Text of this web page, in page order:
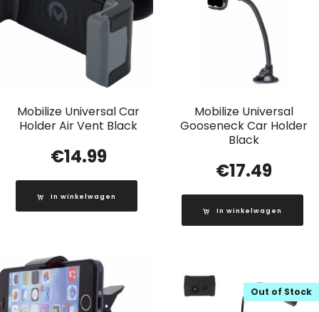
Mobilize Universal Car
Holder Air Vent Black
€14.99
In winkelwagen
Mobilize Universal
Gooseneck Car Holder
Black
€17.49
In winkelwagen
Out of Stock